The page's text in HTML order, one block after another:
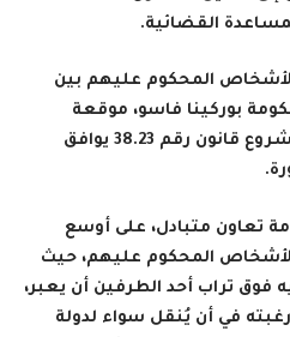
القضائية.
المحكوم عليهم بين
بوركينا فاسو، موقعة
يوافق
.
تعاون متبادل، على أوسع
المحكوم عليهم، حيث
تراب أحد الطرفين أن يعبر،
في أن يُنقل سواء لدولة